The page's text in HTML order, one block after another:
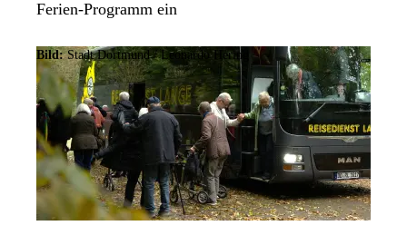
Ferien-Programm ein
Bild: Stadt Dortmund / Leonardo Hering